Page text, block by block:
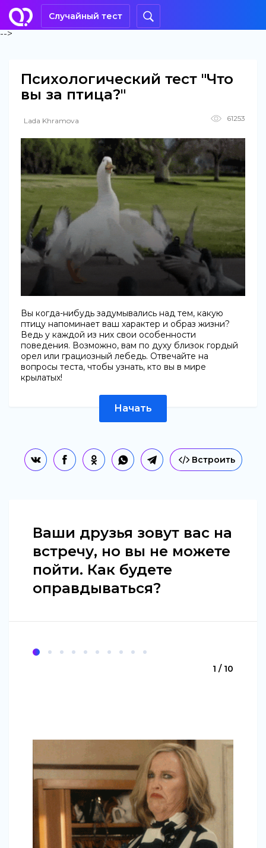
Случайный тест
-->
Психологический тест "Что
вы за птица?"
Lada Khramova 61253
Вы когда-нибудь задумывались над тем, какую
птицу напоминает ваш характер и образ жизни?
Ведь у каждой из них свои особенности
поведения. Возможно, вам по духу близок гордый
орел или грациозный лебедь. Отвечайте на
вопросы теста, чтобы узнать, кто вы в мире
крылатых!
Начать
Встроить
Ваши друзья зовут вас на
встречу, но вы не можете
пойти. Как будете
оправдываться?
1 / 10